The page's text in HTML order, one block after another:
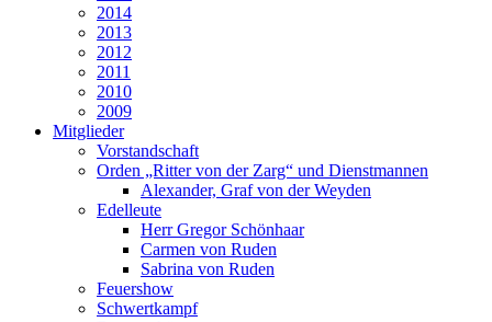
2014
2013
2012
2011
2010
2009
Mitglieder
Vorstandschaft
Orden „Ritter von der Zarg“ und Dienstmannen
Alexander, Graf von der Weyden
Edelleute
Herr Gregor Schönhaar
Carmen von Ruden
Sabrina von Ruden
Feuershow
Schwertkampf